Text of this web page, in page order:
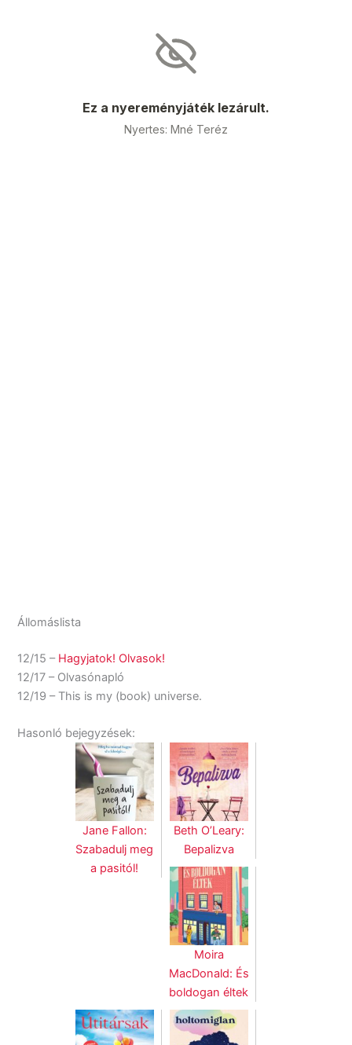
Állomáslista
12/15 – Hagyjatok! Olvasok!
12/17 – Olvasónapló
12/19 – This is my (book) universe.
Hasonló bejegyzések:
Jane Fallon:
Szabadulj meg
a pasitól!
Beth O’Leary:
Bepalizva
Moira
MacDonald: És
boldogan éltek